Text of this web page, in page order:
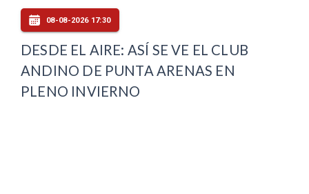
08-08-2026 17:30
DESDE EL AIRE: ASÍ SE VE EL CLUB
ANDINO DE PUNTA ARENAS EN
PLENO INVIERNO